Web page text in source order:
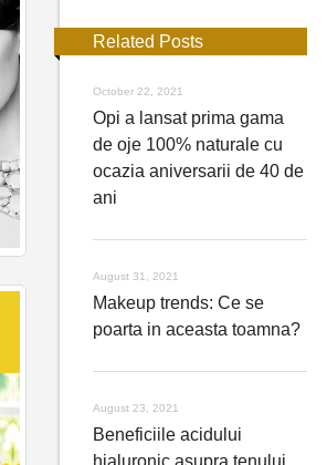
Related Posts
October 22, 2021
Opi a lansat prima gama
de oje 100% naturale cu
ocazia aniversarii de 40 de
ani
August 31, 2021
Makeup trends: Ce se
poarta in aceasta toamna?
August 23, 2021
Beneficiile acidului
hialuronic asupra tenului